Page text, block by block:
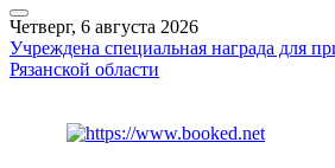
Четверг, 6 августа 2026
Учреждена специальная награда для
Рязанской области